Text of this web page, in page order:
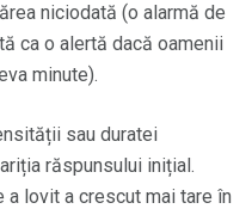
niciodată (o alarmă de
ca o alertă dacă oamenii
minute).
sau duratei
răspunsului inițial.
a lovit a crescut mai tare în